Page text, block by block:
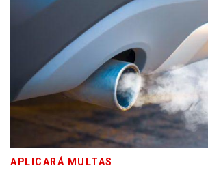
APLICARÁ MULTAS